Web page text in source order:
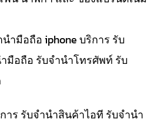
ำมือถือ iphone บริการ รับ
มือถือ รับจำนำโทรศัพท์ รับ
าร รับจำนำสินค้าไอที รับจำนำ